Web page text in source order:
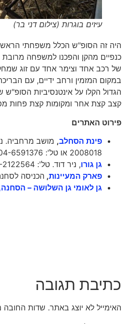
עיזים בוגרות (צילום דני בר)
היה זה הסופ"ש הכלל משפחתי הראשון
כנפיים מהקן והפכנו למשפחה מרובת
של רכב אחד וצימר אחד עם זוג
במקום המזמין ורחב ידיים, עם הבריכה
הגדול הקלו על אינטנסיביות הסופ"ש
קצב קצת אחר ומקומות קצת פחות
פירוט האתרים
פינת הסחלב,
2008018 או טל': 04-6591376 והזמנות
גן גורו, ניר דוד. טל': 050-2122564
פארק המעיינות,הכניסה לסחנה
גן לאומי גן השלושה – הסחנה, טל':
כתיבת תגובה
האימייל לא יוצג באתר. שדות החובה